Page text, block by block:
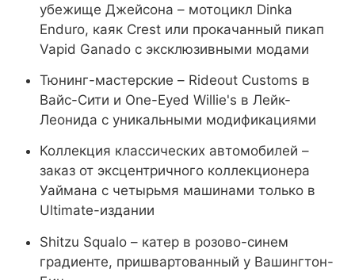
убежище Джейсона – мотоцикл Dinka
Enduro, каяк Crest или прокачанный пикап
Vapid Ganado с эксклюзивными модами
Тюнинг-мастерские – Rideout Customs в
Вайс-Сити и One-Eyed Willie's в Лейк-
Леонида с уникальными модификациями
Коллекция классических автомобилей –
заказ от эксцентричного коллекционера
Уаймана с четырьмя машинами только в
Ultimate-издании
Shitzu Squalo – катер в розово-синем
градиенте, пришвартованный у Вашингтон-